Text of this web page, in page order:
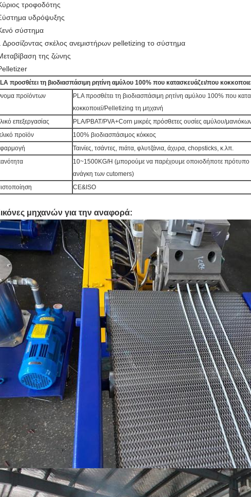
τροφοδότης
υδρόψυξης
σύστημα
Δροσίζοντας σκέλος ανεμιστήρων pelletizing το σύστημα
της ζώνης
προσθέτει τη βιοδιασπάσιμη ρητίνη αμύλου 100% που κατασκευάζει/που
προϊόντων
PLA προσθέτει τη βιοδιασπάσιμη ρητίνη αμύλου 100% που
κοκκοποιεί/Pelletizing τη μηχανή
επεξεργασίας
PLA/PBAT/PVA+Corn μικρές πρόσθετες ουσίες αμύλου/
προϊόν
100% βιοδιασπάσιμος κόκκος
Ταινίες, τσάντες, πιάτα, φλυτζάνια, άχυρα, chopsticks, κ.λπ.
10~1500KG/H (μπορούμε να παρέχουμε οποιοδήποτε πρότυπο
ανάγκη των cutomers)
CE&ISO
μηχανών για την αναφορά: